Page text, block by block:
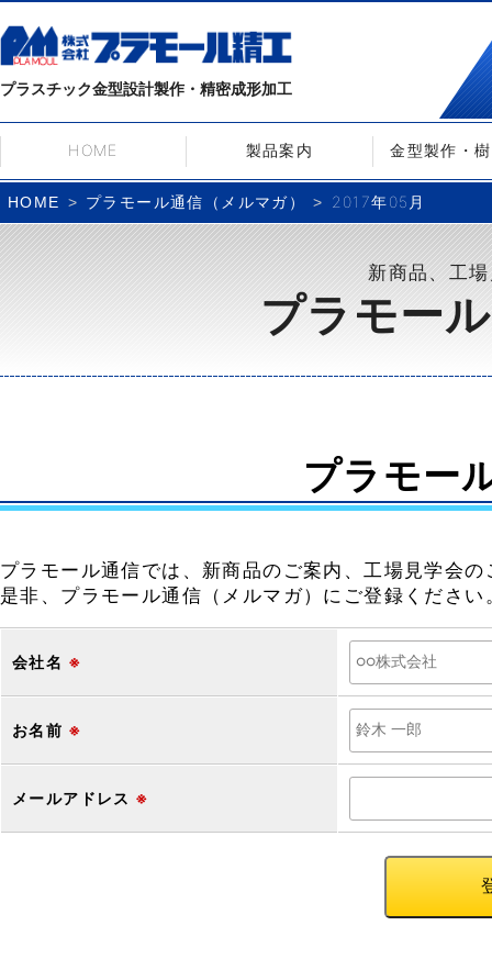
プラスチック金型設計製作・精密成形加工
HOME 製品案内 金型製作・
HOME プラモール通信（メルマガ） 2017年05月
新商品、工
プラモー
プラモー
プラモール通信では、新商品のご案内、工場見学会
是非、プラモール通信（メルマガ）にご登録ください
会社名 ※
お名前 ※
メールアドレス ※